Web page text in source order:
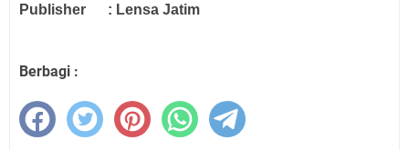
Publisher : Lensa Jatim
Berbagi :